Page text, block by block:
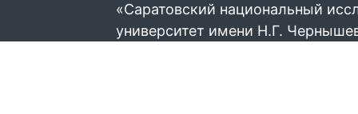
«Саратовский национальный
университет имени Н.Г.